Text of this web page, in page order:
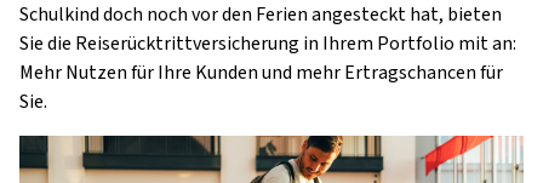
Schulkind doch noch vor den Ferien angesteckt hat, bieten
Sie die Reiserücktrittversicherung in Ihrem Portfolio mit an:
Mehr Nutzen für Ihre Kunden und mehr Ertragschancen für
Sie.